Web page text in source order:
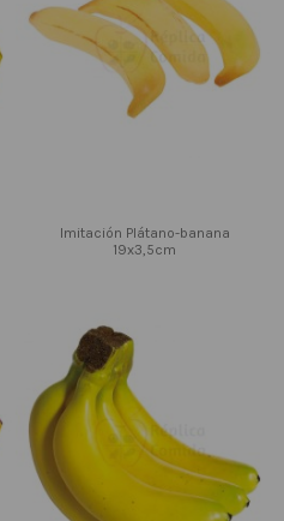
Imitación Plátano-banana
19x3,5cm